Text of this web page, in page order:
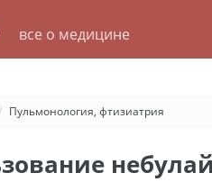
все о медицине
Пульмонология, фтизиатрия